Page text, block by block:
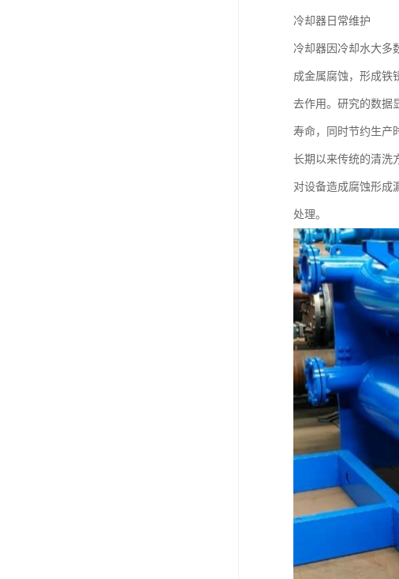
冷却器日常维护
冷却器因冷却水大多
成金属腐蚀，形成铁
去作用。研究的数据
寿命，同时节约生产
长期以来传统的清洗
对设备造成腐蚀形成
处理。